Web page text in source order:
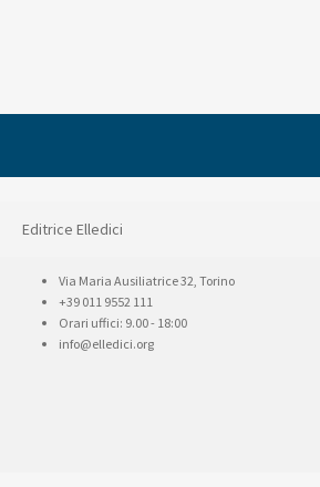
Editrice Elledici
Via Maria Ausiliatrice 32, Torino
+39 011 9552 111
Orari uffici: 9.00 - 18:00
info@elledici.org